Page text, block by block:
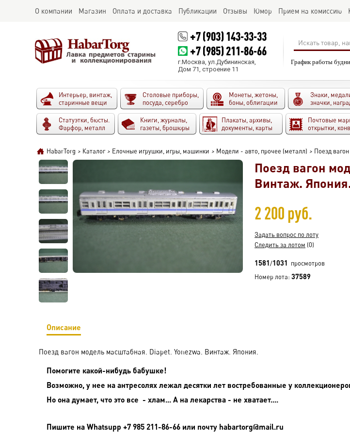
О компании Магазин Оплата и доставка Публикации Отзывы Юмор Прием на комиссию
+7 (903) 143-33-33
+7 (985) 211-86-66
г.Москва, ул.Дубининская,
Дом 71, строение 11
График работы
Интерьер, винтаж,
старинные вещи
Столовые приборы,
посуда, серебро
Монеты, жетоны,
боны, облигации
Знаки,
значки,
Статуэтки, бюсты.
Фарфор, металл
Книги, журналы,
газеты, брошюры
Плакаты, архивы,
документы, карты
Почтовые
открытки,
HabarTorg > Каталог > Елочные игрушки, игры, машинки > Модели - авто, прочее (металл) > Поезд
Поезд вагон
Винтаж.
2 200 руб.
Задать вопрос по лоту
Следить за лотом (0)
1581/1031 просмотров
Номер лота:37589
Описание
Поезд вагон модель масштабная. Diapet. Yonezwa. Винтаж. Япония.
Помогите какой-нибудь бабушке!
Возможно, у нее на антресолях лежал десятки лет востребованные у
Но она думает, что это все - хлам... А на лекарства - не хватает....
Пишите на Whatsupp +7 985 211-86-66 или почту habartorg@mail.ru